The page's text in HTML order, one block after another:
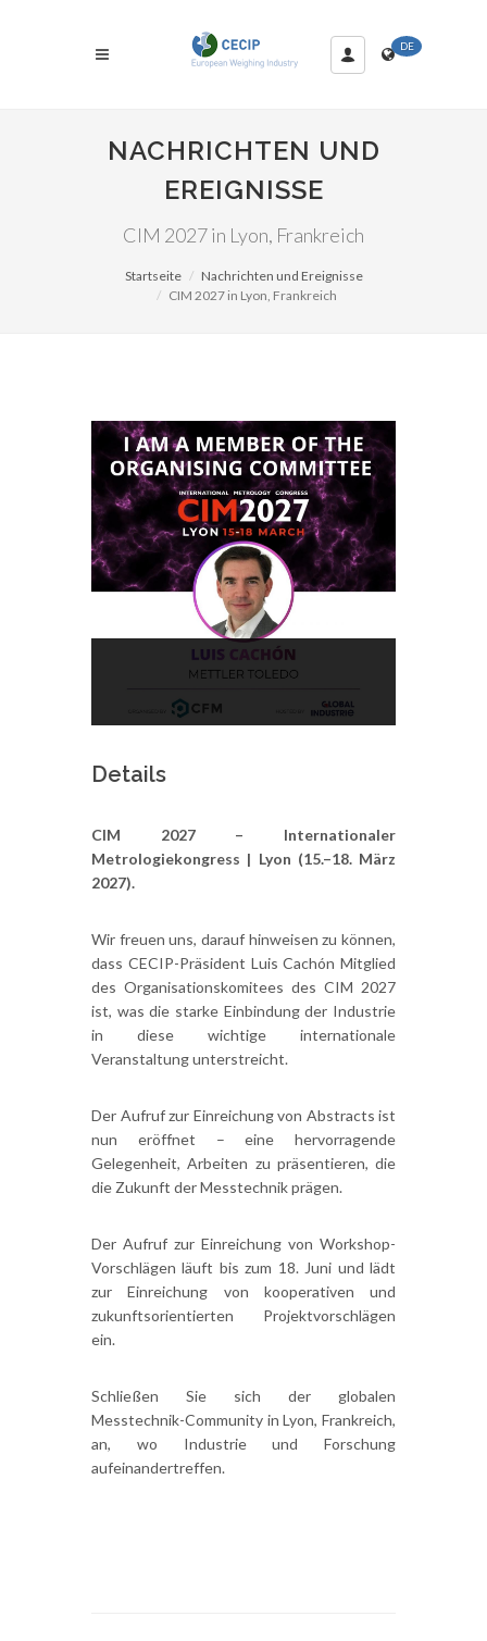
DE
NACHRICHTEN UND
EREIGNISSE
CIM 2027 in Lyon, Frankreich
Startseite
Nachrichten und Ereignisse
CIM 2027 in Lyon, Frankreich
Details
CIM 2027 – Internationaler
Metrologiekongress | Lyon (15.–18. März
2027).
Wir freuen uns, darauf hinweisen zu können,
dass CECIP-Präsident Luis Cachón Mitglied
des Organisationskomitees des CIM 2027
ist, was die starke Einbindung der Industrie
in diese wichtige internationale
Veranstaltung unterstreicht.
Der Aufruf zur Einreichung von Abstracts ist
nun eröffnet – eine hervorragende
Gelegenheit, Arbeiten zu präsentieren, die
die Zukunft der Messtechnik prägen.
Der Aufruf zur Einreichung von Workshop-
Vorschlägen läuft bis zum 18. Juni und lädt
zur Einreichung von kooperativen und
zukunftsorientierten Projektvorschlägen
ein.
Schließen Sie sich der globalen
Messtechnik-Community in Lyon, Frankreich,
an, wo Industrie und Forschung
aufeinandertreffen.